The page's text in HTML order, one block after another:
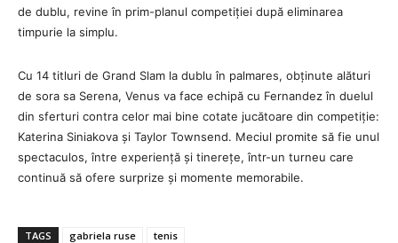
de dublu, revine în prim-planul competiției după eliminarea
timpurie la simplu.
Cu 14 titluri de Grand Slam la dublu în palmares, obținute alături
de sora sa Serena, Venus va face echipă cu Fernandez în duelul
din sferturi contra celor mai bine cotate jucătoare din competiție:
Katerina Siniakova și Taylor Townsend. Meciul promite să fie unul
spectaculos, între experiență și tinerețe, într-un turneu care
continuă să ofere surprize și momente memorabile.
TAGS gabriela ruse tenis